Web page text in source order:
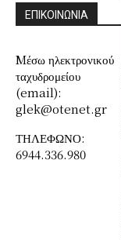
ΕΠΙΚΟΙΝΩΝΙΑ
Mέσω ηλεκτρονικού
ταχυδρομείου
(email):
glek@otenet.gr
ΤΗΛΕΦΩΝΟ:
6944.336.980